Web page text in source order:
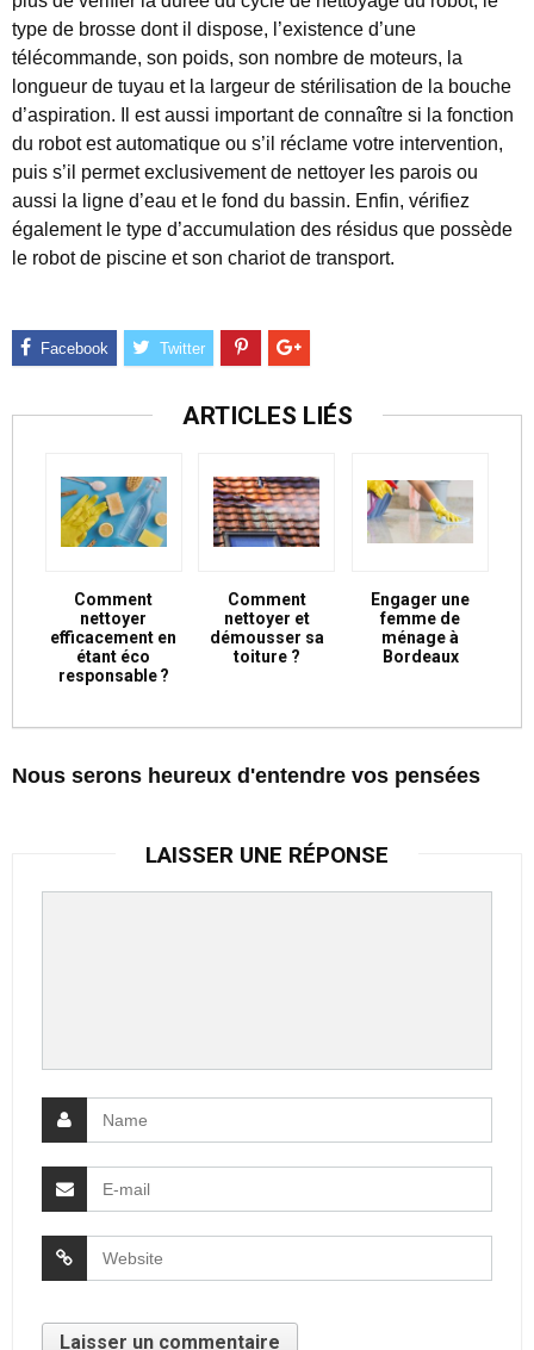
type de brosse dont il dispose, l’existence d’une
télécommande, son poids, son nombre de moteurs, la
longueur de tuyau et la largeur de stérilisation de la bouche
d’aspiration. Il est aussi important de connaître si la fonction
du robot est automatique ou s’il réclame votre intervention,
puis s’il permet exclusivement de nettoyer les parois ou
aussi la ligne d’eau et le fond du bassin. Enfin, vérifiez
également le type d’accumulation des résidus que possède
le robot de piscine et son chariot de transport.
ARTICLES LIÉS
Comment
nettoyer
efficacement en
étant éco
responsable ?
Comment
nettoyer et
démousser sa
toiture ?
Engager une
femme de
ménage à
Bordeaux
Nous serons heureux d'entendre vos pensées
LAISSER UNE RÉPONSE